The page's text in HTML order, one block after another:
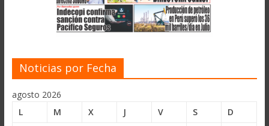
Noticias por Fecha
agosto 2026
L
M X J V S
D